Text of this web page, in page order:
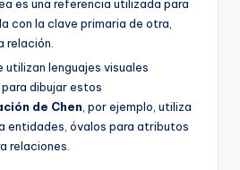
es una referencia utilizada para
con la clave primaria de otra,
relación.
utilizan lenguajes visuales
dibujar estos
de Chen , por ejemplo, utiliza
entidades, óvalos para atributos
relaciones.